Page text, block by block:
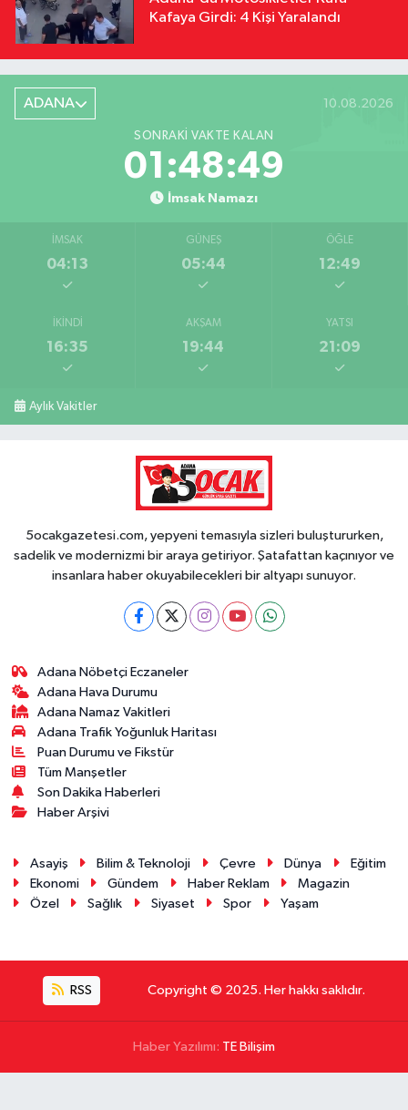
Kafaya Girdi: 4 Kişi Yaralandı
ADANA 10.08.2026
SONRAKI VAKTE KALAN
01:48:49
İmsak Namazı
İMSAK
04:13
GÜNEŞ
05:44
ÖĞLE
12:49
İKINDI
16:35
AKŞAM
19:44
YATSI
21:09
Aylık Vakitler
5ocakgazetesi.com, yepyeni temasıyla sizleri buluştururken,
sadelik ve modernizmi bir araya getiriyor. Şatafattan kaçınıyor ve
insanlara haber okuyabilecekleri bir altyapı sunuyor.
Adana Nöbetçi Eczaneler
Adana Hava Durumu
Adana Namaz Vakitleri
Adana Trafik Yoğunluk Haritası
Puan Durumu ve Fikstür
Tüm Manşetler
Son Dakika Haberleri
Haber Arşivi
Asayiş Bilim & Teknoloji Çevre Dünya
Eğitim
Ekonomi
Gündem Haber Reklam
Magazin
Özel
Sağlık Siyaset Spor Yaşam
RSS Copyright © 2025. Her hakkı saklıdır.
Haber Yazılımı: TE Bilişim